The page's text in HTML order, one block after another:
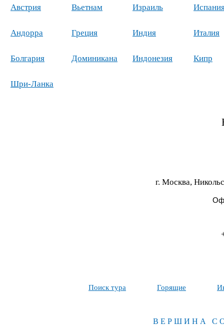
Австрия
Андорра
Болгария
Вьетнам
Греция
Доминикана
Израиль
Индия
Индонезия
Италия
Кипр
Шри-Ланка
г. Москва,
Поиск тура Горящие
ВЕРШИНА